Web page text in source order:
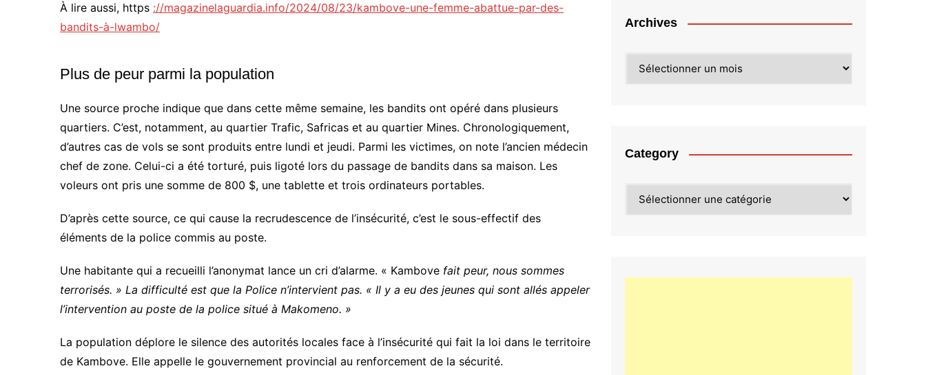
À lire aussi, https ://magazinelaguardia.info/2024/08/23/kambove-une-femme-abattue-par-des-
bandits-à-lwambo/
Plus de peur parmi la population
Une source proche indique que dans cette même semaine, les bandits ont opéré dans plusieurs
quartiers. C’est, notamment, au quartier Trafic, Safricas et au quartier Mines. Chronologiquement,
d’autres cas de vols se sont produits entre lundi et jeudi. Parmi les victimes, on note l’ancien médecin
chef de zone. Celui-ci a été torturé, puis ligoté lors du passage de bandits dans sa maison. Les
voleurs ont pris une somme de 800 $, une tablette et trois ordinateurs portables.
D’après cette source, ce qui cause la recrudescence de l’insécurité, c’est le sous-effectif des
éléments de la police commis au poste.
Une habitante qui a recueilli l’anonymat lance un cri d’alarme. « Kambove fait peur, nous sommes
terrorisés. » La difficulté est que la Police n’intervient pas. « Il y a eu des jeunes qui sont allés appeler
l’intervention au poste de la police situé à Makomeno. »
La population déplore le silence des autorités locales face à l’insécurité qui fait la loi dans le territoire
de Kambove. Elle appelle le gouvernement provincial au renforcement de la sécurité.
Archives
Category